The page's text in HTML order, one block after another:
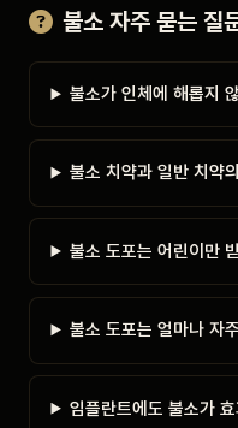
불소 자주 묻는 질
불소가 인체에 해롭지
불소 치약과 일반 치약
불소 도포는 어린이만
불소 도포는 얼마나 자
임플란트에도 불소가